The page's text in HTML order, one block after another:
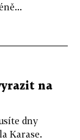
na
dny
Karase.